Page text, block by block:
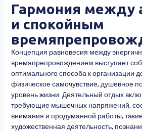
Гармония между
и спокойным
Концепция равновесия между
времяпрепровождением выступает
оптимального способа к организации
физическое самочувствие, душевное
уровень жизни. Деятельный отдых
требующие мышечных напряжений,
внимания и продуманной работы,
художественная деятельность,